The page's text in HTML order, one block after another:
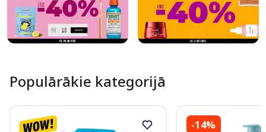
Populārākie kategorijā
-14%